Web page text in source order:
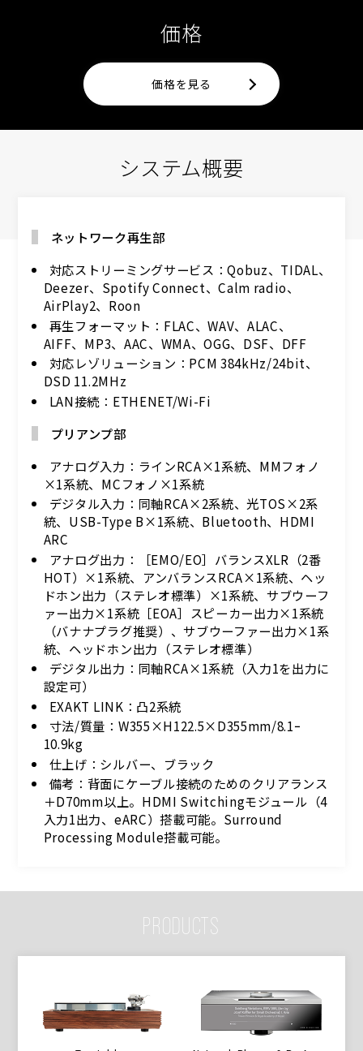
価格
価格を見る
システム概要
ネットワーク再生部
対応ストリーミングサービス：Qobuz、TIDAL、
Deezer、Spotify Connect、Calm radio、
AirPlay2、Roon
再生フォーマット：FLAC、WAV、ALAC、
AIFF、MP3、AAC、WMA、OGG、DSF、DFF
対応レゾリューション：PCM 384kHz/24bit、
DSD 11.2MHz
LAN接続：ETHENET/Wi-Fi
プリアンプ部
アナログ入力：ラインRCA×1系統、MMフォノ
×1系統、MCフォノ×1系統
デジタル入力：同軸RCA×2系統、光TOS×2系
統、USB-Type B×1系統、Bluetooth、HDMI
ARC
アナログ出力：［EMO/EO］バランスXLR（2番
HOT）×1系統、アンバランスRCA×1系統、ヘッ
ドホン出力（ステレオ標準）×1系統、サブウーフ
ァー出力×1系統［EOA］スピーカー出力×1系統
（バナナプラグ推奨）、サブウーファー出力×1系
統、ヘッドホン出力（ステレオ標準）
デジタル出力：同軸RCA×1系統（入力1を出力に
設定可）
EXAKT LINK：凸2系統
寸法/質量：W355×H122.5×D355mm/8.1ｰ
10.9kg
仕上げ：シルバー、ブラック
備考：背面にケーブル接続のためのクリアランス
＋D70mm以上。HDMI Switchingモジュール（4
入力1出力、eARC）搭載可能。Surround
Processing Module搭載可能。
PRODUCTS